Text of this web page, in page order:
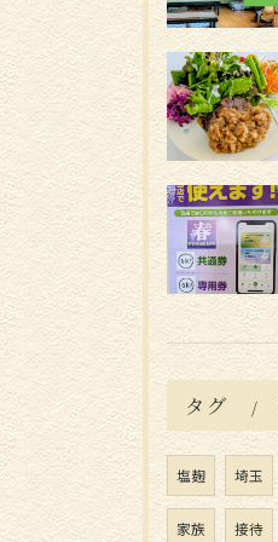
タグ
塩麹 埼玉
家族 接待